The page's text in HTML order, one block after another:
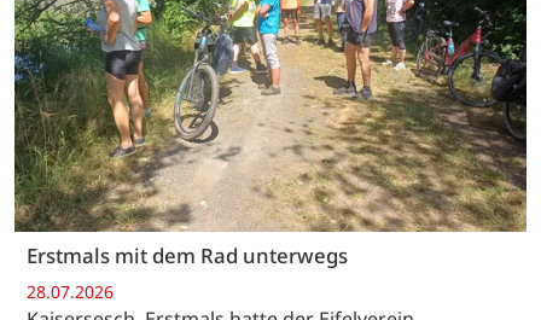
Erstmals mit dem Rad unterwegs
28.07.2026